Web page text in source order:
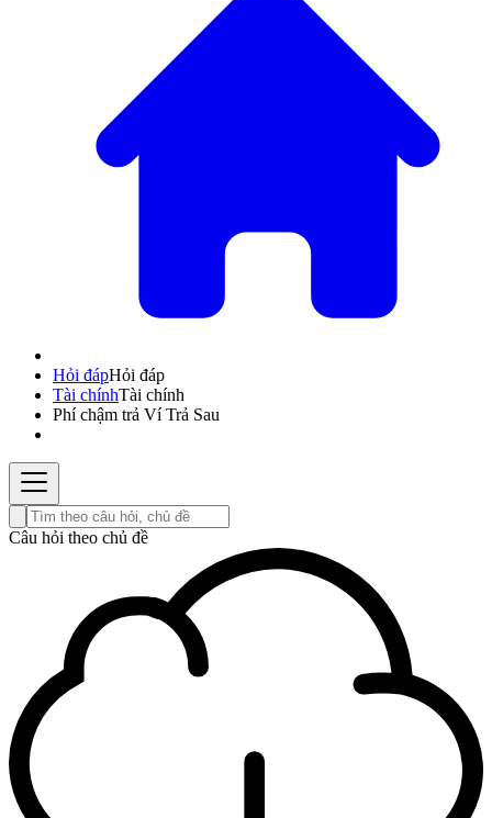
Hỏi đápHỏi đáp
Tài chínhTài chính
Phí chậm trả Ví Trả Sau
Câu hỏi theo chủ đề